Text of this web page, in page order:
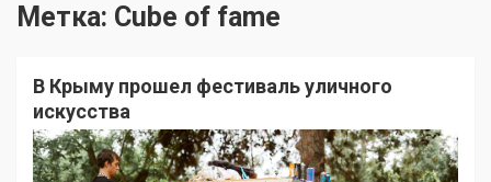
Метка: Cube of fame
В Крыму прошел фестиваль уличного
искусства